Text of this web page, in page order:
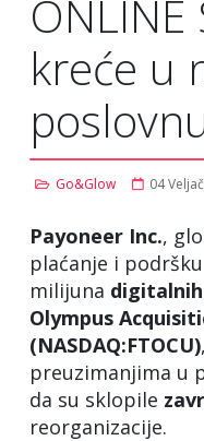
ONLINE
kreće u
Go&Glow 04
Payoneer Inc.,
plaćanje i podršku
milijuna digitalnih
Olympus
(NASDAQ:FTOCU)
preuzimanjima u
da su sklopile
reorganizacije.